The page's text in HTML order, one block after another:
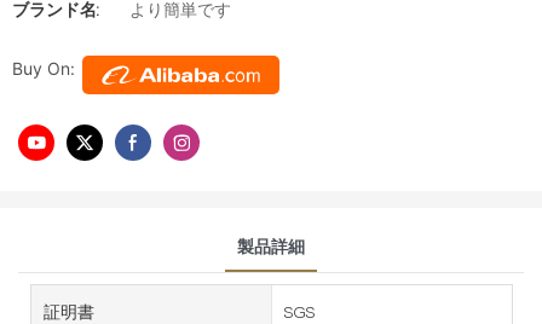
ブランド名: より簡単です
Buy On:
製品詳細
証明書 SGS